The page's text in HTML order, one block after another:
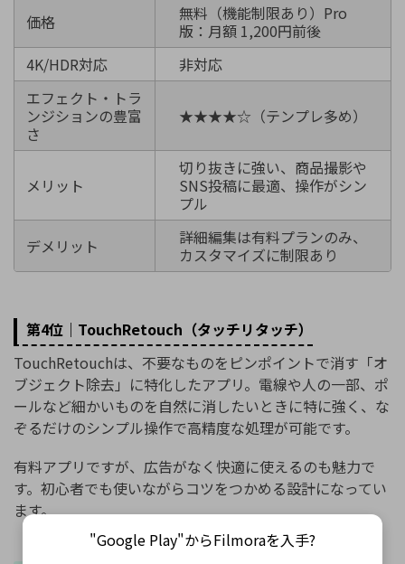
価格
無料（機能制限あり）Pro
版：月額 1,200円前後
4K/HDR対応
非対応
エフェクト・トラ
ンジションの豊富
さ
★★★★☆（テンプレ多め）
メリット
切り抜きに強い、商品撮影や
SNS投稿に最適、操作がシン
プル
デメリット
詳細編集は有料プランのみ、
カスタマイズに制限あり
第4位｜TouchRetouch（タッチリタッチ）
TouchRetouchは、不要なものをピンポイントで消す「オ
ブジェクト除去」に特化したアプリ。電線や人の一部、ポ
ールなど細かいものを自然に消したいときに特に強く、な
ぞるだけのシンプル操作で高精度な処理が可能です。
有料アプリですが、広告がなく快適に使えるのも魅力で
す。初心者でも使いながらコツをつかめる設計になってい
ます。
"Google Play"からFilmoraを入手?